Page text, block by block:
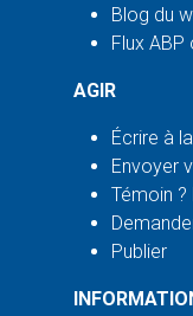
Blog du
Flux
AGIR
Écrire à
Envoyer
Témoin
Publier